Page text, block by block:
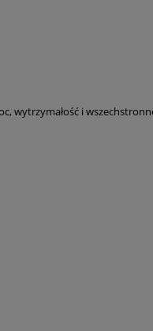
wytrzymałość i